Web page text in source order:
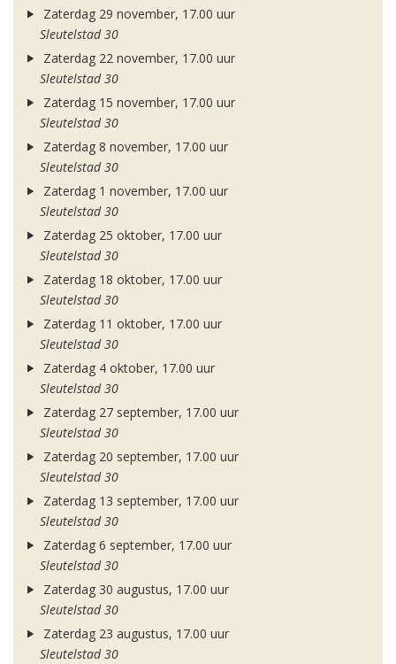
Zaterdag 29 november, 17.00 uur
Sleutelstad 30
Zaterdag 22 november, 17.00 uur
Sleutelstad 30
Zaterdag 15 november, 17.00 uur
Sleutelstad 30
Zaterdag 8 november, 17.00 uur
Sleutelstad 30
Zaterdag 1 november, 17.00 uur
Sleutelstad 30
Zaterdag 25 oktober, 17.00 uur
Sleutelstad 30
Zaterdag 18 oktober, 17.00 uur
Sleutelstad 30
Zaterdag 11 oktober, 17.00 uur
Sleutelstad 30
Zaterdag 4 oktober, 17.00 uur
Sleutelstad 30
Zaterdag 27 september, 17.00 uur
Sleutelstad 30
Zaterdag 20 september, 17.00 uur
Sleutelstad 30
Zaterdag 13 september, 17.00 uur
Sleutelstad 30
Zaterdag 6 september, 17.00 uur
Sleutelstad 30
Zaterdag 30 augustus, 17.00 uur
Sleutelstad 30
Zaterdag 23 augustus, 17.00 uur
Sleutelstad 30